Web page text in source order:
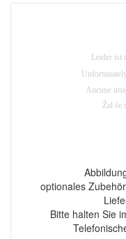
optionales
Bitte halten Sie